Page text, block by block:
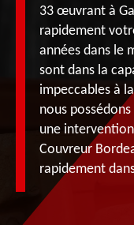
33 œuvrant à
rapidement
années dans le
sont dans la
impeccables à
nous
une
Couvreur
rapidement